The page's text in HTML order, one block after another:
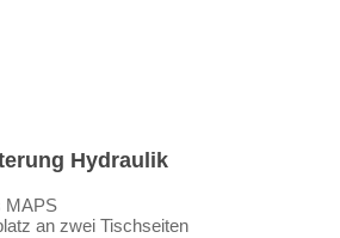
Hydraulik
MAPS
an zwei Tischseiten